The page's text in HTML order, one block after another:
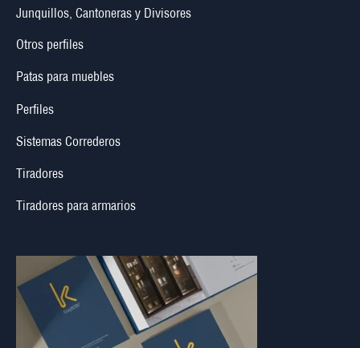
Junquillos, Cantoneras y Divisores
Otros perfiles
Patas para muebles
Perfiles
Sistemas Correderos
Tiradores
Tiradores para armarios